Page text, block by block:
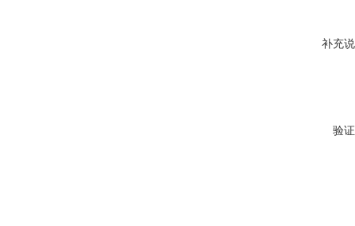
补充
验